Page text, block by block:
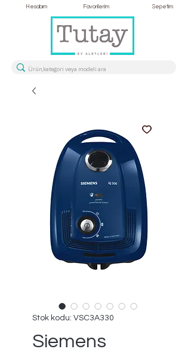
Hesabım Favorilerim Sepetim
Stok kodu: VSC3A330
Siemens